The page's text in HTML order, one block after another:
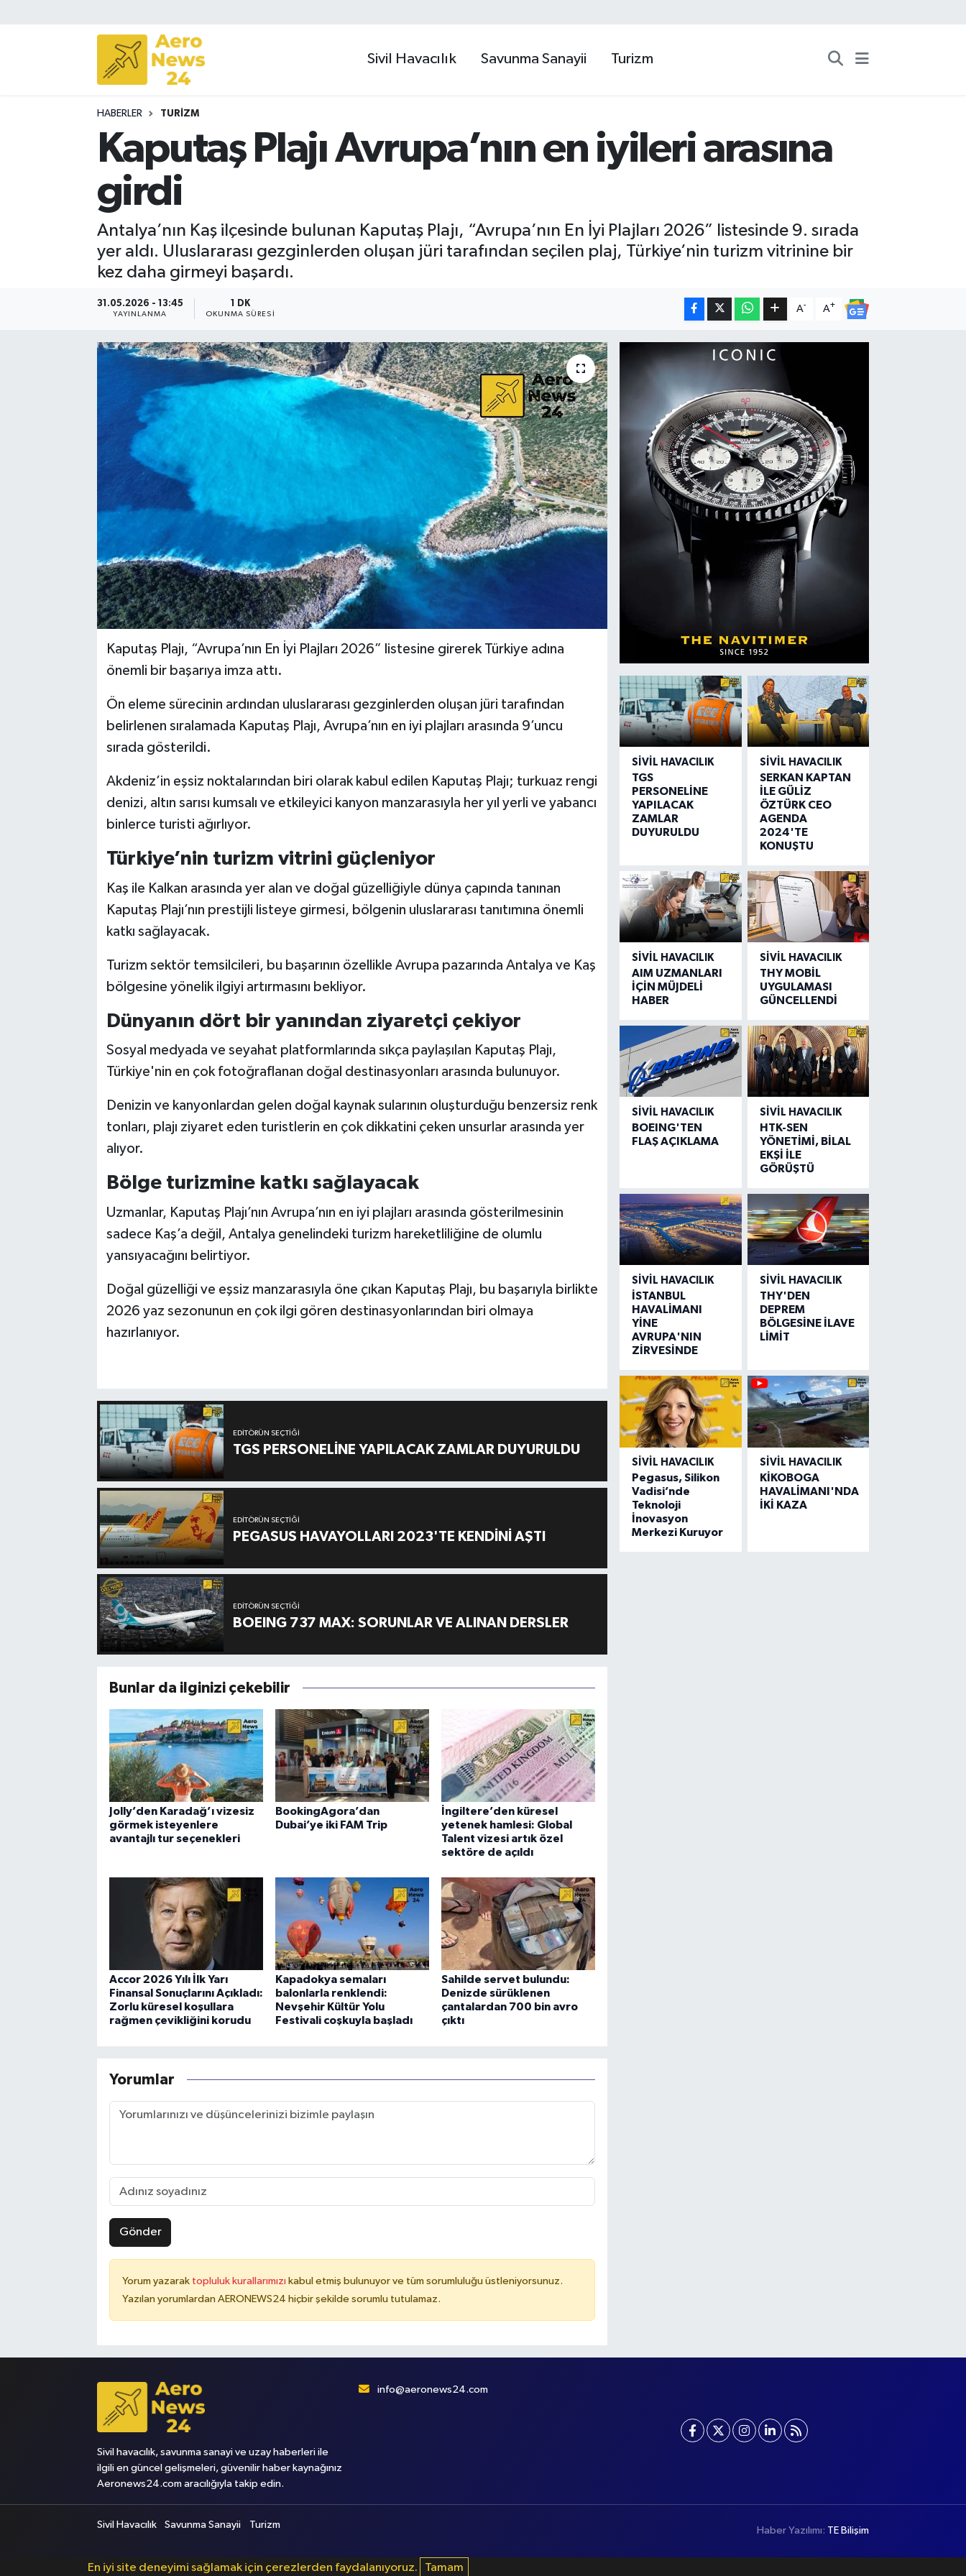
Sivil Havacılık Savunma Sanayii Turizm
HABERLER TURIZM
Kaputaş Plajı Avrupa’nın en iyileri arasına
girdi
Antalya’nın Kaş ilçesinde bulunan Kaputaş Plajı, “Avrupa’nın En İyi Plajları 2026” listesinde 9. sırada
yer aldı. Uluslararası gezginlerden oluşan jüri tarafından seçilen plaj, Türkiye’nin turizm vitrinine bir
kez daha girmeyi başardı.
31.05.2026 - 13:45
YAYINLANMA
1 DK
OKUNMA SÜRESI
A- A+
Kaputaş Plajı, “Avrupa’nın En İyi Plajları 2026” listesine girerek Türkiye adına
önemli bir başarıya imza attı.
Ön eleme sürecinin ardından uluslararası gezginlerden oluşan jüri tarafından
belirlenen sıralamada Kaputaş Plajı, Avrupa’nın en iyi plajları arasında 9’uncu
sırada gösterildi.
Akdeniz’in eşsiz noktalarından biri olarak kabul edilen Kaputaş Plajı; turkuaz rengi
denizi, altın sarısı kumsalı ve etkileyici kanyon manzarasıyla her yıl yerli ve yabancı
binlerce turisti ağırlıyor.
Türkiye’nin turizm vitrini güçleniyor
Kaş ile Kalkan arasında yer alan ve doğal güzelliğiyle dünya çapında tanınan
Kaputaş Plajı’nın prestijli listeye girmesi, bölgenin uluslararası tanıtımına önemli
katkı sağlayacak.
Turizm sektör temsilcileri, bu başarının özellikle Avrupa pazarında Antalya ve Kaş
bölgesine yönelik ilgiyi artırmasını bekliyor.
Dünyanın dört bir yanından ziyaretçi çekiyor
Sosyal medyada ve seyahat platformlarında sıkça paylaşılan Kaputaş Plajı,
Türkiye'nin en çok fotoğraflanan doğal destinasyonları arasında bulunuyor.
Denizin ve kanyonlardan gelen doğal kaynak sularının oluşturduğu benzersiz renk
tonları, plajı ziyaret eden turistlerin en çok dikkatini çeken unsurlar arasında yer
alıyor.
Bölge turizmine katkı sağlayacak
Uzmanlar, Kaputaş Plajı’nın Avrupa’nın en iyi plajları arasında gösterilmesinin
sadece Kaş’a değil, Antalya genelindeki turizm hareketliliğine de olumlu
yansıyacağını belirtiyor.
Doğal güzelliği ve eşsiz manzarasıyla öne çıkan Kaputaş Plajı, bu başarıyla birlikte
2026 yaz sezonunun en çok ilgi gören destinasyonlarından biri olmaya
hazırlanıyor.
EDITÖRÜN SEÇTIĞI
TGS PERSONELİNE YAPILACAK ZAMLAR DUYURULDU
EDITÖRÜN SEÇTIĞI
PEGASUS HAVAYOLLARI 2023'TE KENDİNİ AŞTI
EDITÖRÜN SEÇTIĞI
BOEING 737 MAX: SORUNLAR VE ALINAN DERSLER
Bunlar da ilginizi çekebilir
Jolly’den Karadağ’ı vizesiz
görmek isteyenlere
avantajlı tur seçenekleri
BookingAgora’dan
Dubai’ye iki FAM Trip
İngiltere’den küresel
yetenek hamlesi: Global
Talent vizesi artık özel
sektöre de açıldı
Accor 2026 Yılı İlk Yarı
Finansal Sonuçlarını Açıkladı:
Zorlu küresel koşullara
rağmen çevikliğini korudu
Kapadokya semaları
balonlarla renklendi:
Nevşehir Kültür Yolu
Festivali coşkuyla başladı
Sahilde servet bulundu:
Denizde sürüklenen
çantalardan 700 bin avro
çıktı
Yorumlar
Gönder
Yorum yazarak topluluk kurallarımızı kabul etmiş bulunuyor ve tüm sorumluluğu üstleniyorsunuz.
Yazılan yorumlardan AERONEWS24 hiçbir şekilde sorumlu tutulamaz.
SIVIL HAVACILIK
TGS
PERSONELİNE
YAPILACAK
ZAMLAR
DUYURULDU
SIVIL HAVACILIK
SERKAN KAPTAN
İLE GÜLİZ
ÖZTÜRK CEO
AGENDA
2024'TE
KONUŞTU
SIVIL HAVACILIK
AIM UZMANLARI
İÇİN MÜJDELİ
HABER
SIVIL HAVACILIK
THY MOBİL
UYGULAMASI
GÜNCELLENDİ
SIVIL HAVACILIK
BOEING'TEN
FLAŞ AÇIKLAMA
SIVIL HAVACILIK
HTK-SEN
YÖNETİMİ, BİLAL
EKŞİ İLE
GÖRÜŞTÜ
SIVIL HAVACILIK
İSTANBUL
HAVALİMANI
YİNE
AVRUPA'NIN
ZİRVESİNDE
SIVIL HAVACILIK
THY'DEN
DEPREM
BÖLGESİNE İLAVE
LİMİT
SIVIL HAVACILIK
Pegasus, Silikon
Vadisi’nde
Teknoloji
İnovasyon
Merkezi Kuruyor
SIVIL HAVACILIK
KİKOBOGA
HAVALİMANI'NDA
İKİ KAZA
Sivil havacılık, savunma sanayi ve uzay haberleri ile
ilgili en güncel gelişmeleri, güvenilir haber kaynağınız
Aeronews24.com aracılığıyla takip edin.
info@aeronews24.com
Sivil Havacılık Savunma Sanayii Turizm
Haber Yazılımı: TE Bilişim
En iyi site deneyimi sağlamak için çerezlerden faydalanıyoruz. Tamam
Sivil Havacılık